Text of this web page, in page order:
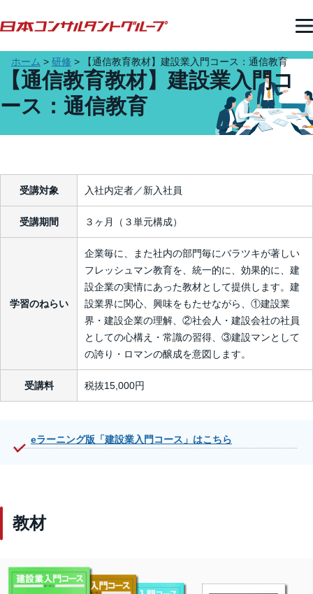
ホーム > 研修 > 【通信教育教材】建設業入門コース：通信教育
【通信教育教材】建設業入門コ
ース：通信教育
受講対象 入社内定者／新入社員
受講期間 ３ヶ月（３単元構成）
学習のねらい
企業毎に、また社内の部門毎にバラツキが著しい
フレッシュマン教育を、統一的に、効果的に、建
設企業の実情にあった教材として提供します。建
設業界に関心、興味をもたせながら、①建設業
界・建設企業の理解、②社会人・建設会社の社員
としての心構え・常識の習得、③建設マンとして
の誇り・ロマンの醸成を意図します。
受講料 税抜15,000円
eラーニング版「建設業入門コース」はこちら
教材